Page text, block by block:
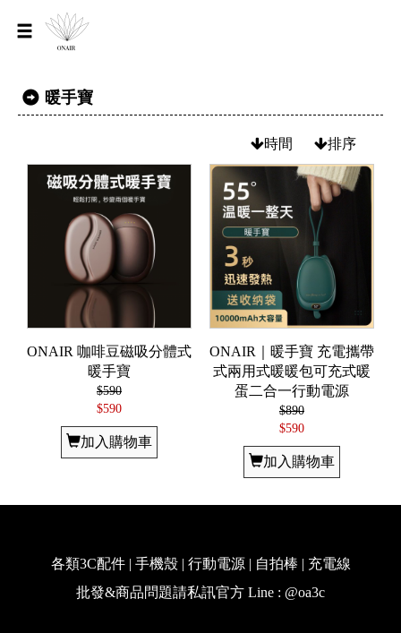
暖手寶
時間 排序
ONAIR 咖啡豆磁吸分體式
暖手寶
$590
$590
加入購物車
ONAIR｜暖手寶 充電攜帶
式兩用式暖暖包可充式暖
蛋二合一行動電源
$890
$590
加入購物車
各類3C配件 | 手機殼 | 行動電源 | 自拍棒 | 充電線
批發&商品問題請私訊官方 Line : @oa3c